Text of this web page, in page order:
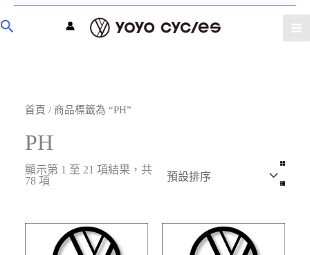
首頁 / 商品標籤為 “PH”
PH
顯示第 1 至 21 項結果，共
78 項